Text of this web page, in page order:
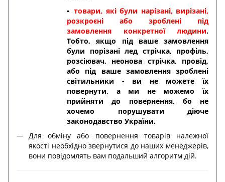
▪️ товари, які були нарізані, вирізані,
розкроєні або зроблені під
замовлення конкретної людини.
Тобто, якщо під ваше замовлення
були порізані лед стрічка, профіль,
розсіювач, неонова стрічка, провід,
або під ваше замовлення зроблені
світильники - ви не можете їх
повернути, а ми не можемо їх
прийняти до повернення, бо не
хочемо порушувати діюче
законодавство України.
Для обміну або повернення товарів належної
якості необхідно звернутися до наших менеджерів,
вони повідомлять вам подальший алгоритм дій.